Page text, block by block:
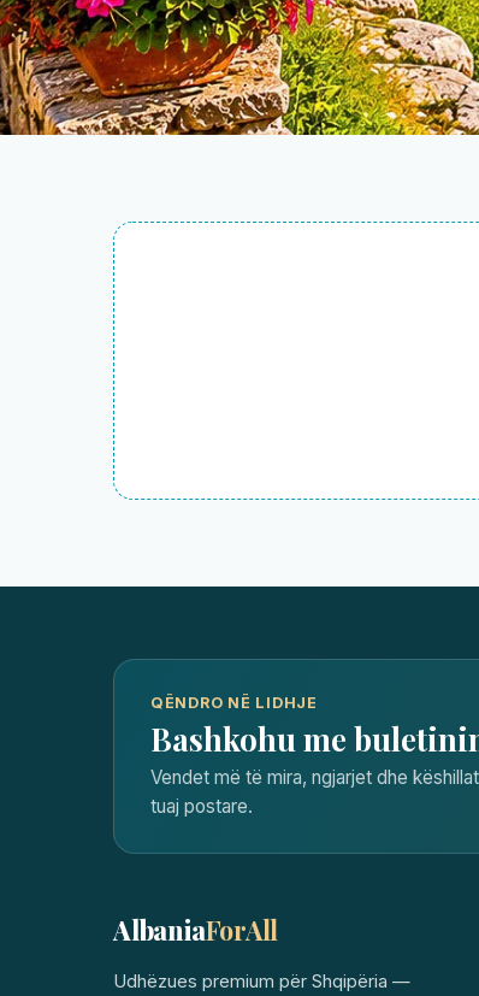
QËNDRO NË LIDHJE
Bashkohu me
Vendet më të mira, ngjarjet dhe
tuaj postare.
AlbaniaForAll
Udhëzues premium për Shqipëria —